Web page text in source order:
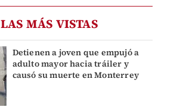
LAS MÁS VISTAS
Detienen a joven que empujó a
adulto mayor hacia tráiler y
causó su muerte en Monterrey